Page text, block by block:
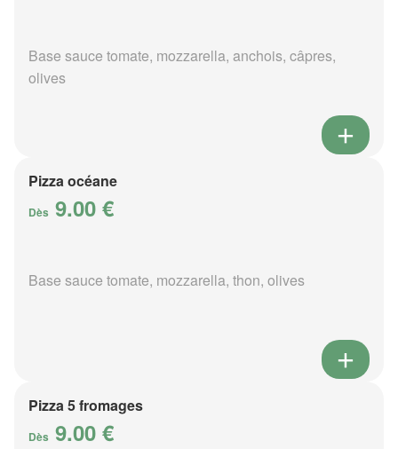
Base sauce tomate, mozzarella, anchois, câpres,
olives
Pizza océane
Dès 9.00 €
Base sauce tomate, mozzarella, thon, olives
Pizza 5 fromages
Dès 9.00 €